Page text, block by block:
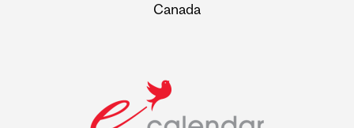
Canada